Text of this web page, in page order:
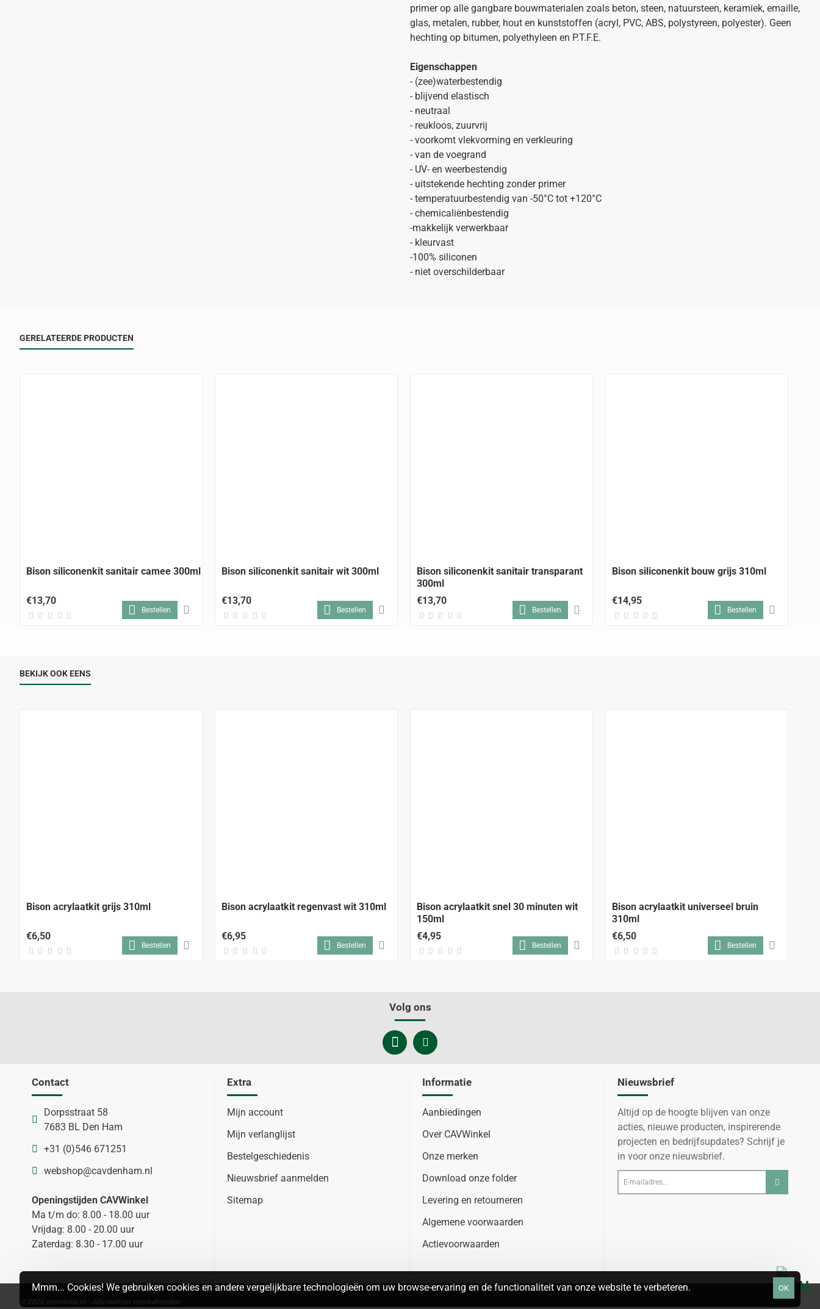
Mmm... Cookies! We gebruiken cookies en andere vergelijkbare technologieën om uw browse-ervaring en de functionaliteit van onze website te verbeteren. OK
primer op alle gangbare bouwmaterialen zoals beton, steen, natuursteen, keramiek, emaille,
glas, metalen, rubber, hout en kunststoffen (acryl, PVC, ABS, polystyreen, polyester). Geen
hechting op bitumen, polyethyleen en P.T.F.E.
Eigenschappen
- (zee)waterbestendig
- blijvend elastisch
- neutraal
- reukloos, zuurvrij
- voorkomt vlekvorming en verkleuring
- van de voegrand
- UV- en weerbestendig
- uitstekende hechting zonder primer
- temperatuurbestendig van -50°C tot +120°C
- chemicaliënbestendig
-makkelijk verwerkbaar
- kleurvast
-100% siliconen
- niet overschilderbaar
GERELATEERDE PRODUCTEN
Bison siliconenkit sanitair camee 300ml
€13,70
Bestellen
Bison siliconenkit sanitair wit 300ml
€13,70
Bestellen
Bison siliconenkit sanitair transparant
300ml
€13,70
Bestellen
Bison siliconenkit bouw grijs 310ml
€14,95
Bestellen
BEKIJK OOK EENS
Bison acrylaatkit grijs 310ml
€6,50
Bestellen
Bison acrylaatkit regenvast wit 310ml
€6,95
Bestellen
Bison acrylaatkit snel 30 minuten wit
150ml
€4,95
Bestellen
Bison acrylaatkit universeel bruin
310ml
€6,50
Bestellen
Volg ons
Contact
Dorpsstraat 58
7683 BL Den Ham
+31 (0)546 671251
webshop@cavdenham.nl
Openingstijden CAVWinkel
Ma t/m do: 8.00 - 18.00 uur
Vrijdag: 8.00 - 20.00 uur
Zaterdag: 8.30 - 17.00 uur
Extra
Mijn account
Mijn verlanglijst
Bestelgeschiedenis
Nieuwsbrief aanmelden
Sitemap
Informatie
Aanbiedingen
Over CAVWinkel
Onze merken
Download onze folder
Levering en retourneren
Algemene voorwaarden
Actievoorwaarden
Nieuwsbrief
Altijd op de hoogte blijven van onze
acties, nieuwe producten, inspirerende
projecten en bedrijfsupdates? Schrijf je
in voor onze nieuwsbrief.
E-
mailadres...